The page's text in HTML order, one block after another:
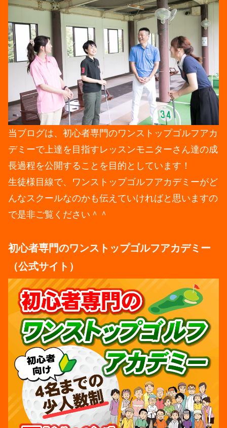
当ブログは、初心者専門のワンストップゴルフアカ
デミーで上達を目指すレッスンモニターさん達の成
長過程を公開することを目的としています！
生徒様目線で、ワンストップゴルフアカデミーがど
んなスクールなのかも伝えていければと思いますの
で是非ご覧ください＾＾
初心者専門のワンストップゴルフアカデミー
（公式サイト）